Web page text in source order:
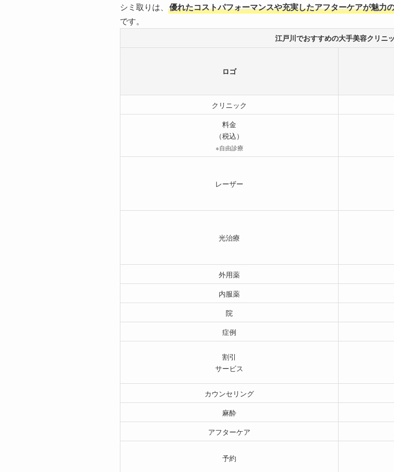
シミ取りは、 優れたコストパフォーマンスや充実したアフターケアが魅力
です。
江戸川でおすすめの大手美容クリニ
ロゴ
クリニック
料金
（税込）
※自由診療
レーザー
光治療
外用薬
内服薬
院
症例
割引
サービス
カウンセリング
麻酔
アフターケア
予約